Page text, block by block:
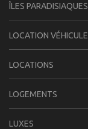
ÎLES PARADISIAQUES
LOCATION VÉHICULE
LOCATIONS
LOGEMENTS
LUXES